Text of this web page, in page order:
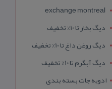
exchange montreal
دیگ بخار تا 10% تخفیف
دیگ روغن داغ تا 10% تخفیف
دیگ آبگرم تا 10% تخفیف
ادویه جات بسته بندی